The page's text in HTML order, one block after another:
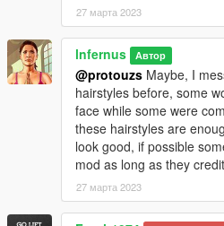
27 марта 2023
lnfernus Автор
@protouzs Maybe, I
hairstyles before, some
face while some were
these hairstyles are
look good, if possible
mod as long as they
27 марта 2023